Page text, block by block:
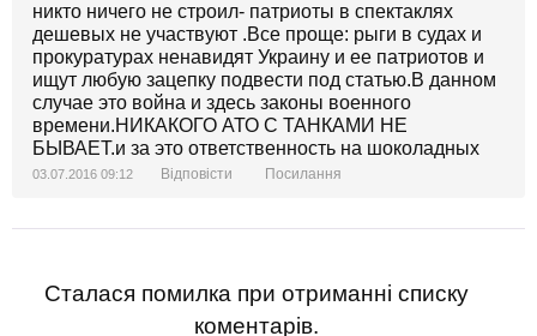
никто ничего не строил- патриоты в спектаклях
дешевых не участвуют .Все проще: рыги в судах и
прокуратурах ненавидят Украину и ее патриотов и
ищут любую зацепку подвести под статью.В данном
случае это война и здесь законы военного
времени.НИКАКОГО АТО С ТАНКАМИ НЕ
БЫВАЕТ.и за это ответственность на шоколадных
03.07.2016 09:12 Відповісти Посилання
Сталася помилка при отриманні списку
коментарів.